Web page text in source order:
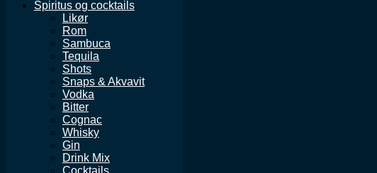
Spiritus og cocktails
Likør
Rom
Sambuca
Tequila
Shots
Snaps & Akvavit
Vodka
Bitter
Cognac
Whisky
Gin
Drink Mix
Cocktails